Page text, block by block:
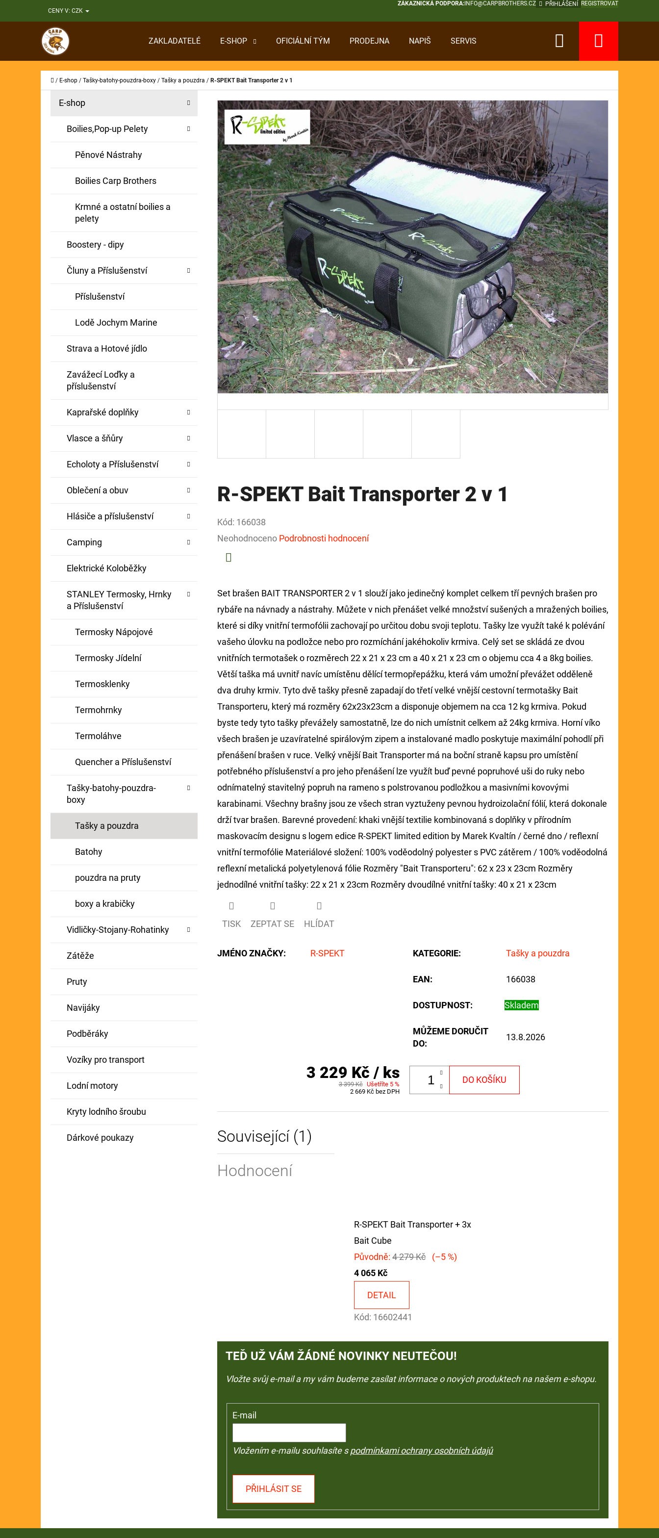
na
CENY V: CZK
ZÁKAZNICKÁ PODPORA:INFO@CARPBROTHERS.CZ PŘIHLÁŠENÍ REGISTROVAT
ZAKLADATELÉ E-SHOP OFICIÁLNÍ TÝM PRODEJNA NAPIŠ SERVIS Hledat
Domů
/ E-shop / Tašky-batohy-pouzdra-boxy / Tašky a pouzdra / R-SPEKT Bait Transporter 2 v 1
Přeskočit
E-shop
Boilies,Pop-up Pelety
Pěnové Nástrahy
Boilies Carp Brothers
Krmné a ostatní boilies a
pelety
Boostery - dipy
Čluny a Příslušenství
Příslušenství
Lodě Jochym Marine
Strava a Hotové jídlo
Zavážecí Loďky a
příslušenství
Kaprařské doplňky
Vlasce a šňůry
Echoloty a Příslušenství
Oblečení a obuv
Hlásiče a příslušenství
Camping
Elektrické Koloběžky
STANLEY Termosky, Hrnky
a Příslušenství
Termosky Nápojové
Termosky Jídelní
Termosklenky
Termohrnky
Termoláhve
Quencher a Příslušenství
Tašky-batohy-pouzdra-
boxy
Tašky a pouzdra
Batohy
pouzdra na pruty
boxy a krabičky
Vidličky-Stojany-Rohatinky
Zátěže
Pruty
Navijáky
Podběráky
Vozíky pro transport
Lodní motory
Kryty lodního šroubu
Dárkové poukazy
R-SPEKT Bait Transporter 2 v 1
Kód: 166038
Průměrné
hodnocení
Neohodnoceno Podrobnosti hodnocení
Set brašen BAIT TRANSPORTER 2 v 1 slouží jako jedinečný komplet celkem tří pevných brašen pro
rybáře na návnady a nástrahy. Můžete v nich přenášet velké množství sušených a mražených boilies,
které si díky vnitřní termofólii zachovají po určitou dobu svoji teplotu. Tašky lze využít také k polévání
vašeho úlovku na podložce nebo pro rozmíchání jakéhokoliv krmiva. Celý set se skládá ze dvou
vnitřních termotašek o rozměrech 22 x 21 x 23 cm a 40 x 21 x 23 cm o objemu cca 4 a 8kg boilies.
Větší taška má uvnitř navíc umístěnu dělící termopřepážku, která vám umožní převážet odděleně
dva druhy krmiv. Tyto dvě tašky přesně zapadají do třetí velké vnější cestovní termotašky Bait
Transporteru, který má rozměry 62x23x23cm a disponuje objemem na cca 12 kg krmiva. Pokud
byste tedy tyto tašky převážely samostatně, lze do nich umístnit celkem až 24kg krmiva. Horní víko
všech brašen je uzavíratelné spirálovým zipem a instalované madlo poskytuje maximální pohodlí při
přenášení brašen v ruce. Velký vnější Bait Transporter má na boční straně kapsu pro umístění
potřebného příslušenství a pro jeho přenášení lze využít buď pevné popruhové uši do ruky nebo
odnímatelný stavitelný popruh na rameno s polstrovanou podložkou a masivními kovovými
karabinami. Všechny brašny jsou ze všech stran vyztuženy pevnou hydroizolační fólií, která dokonale
drží tvar brašen. Barevné provedení: khaki vnější textilie kombinovaná s doplňky v přírodním
maskovacím designu s logem edice R-SPEKT limited edition by Marek Kvaltín / černé dno / reflexní
vnitřní termofólie Materiálové složení: 100% voděodolný polyester s PVC zátěrem / 100% voděodolná
reflexní metalická polyetylenová fólie Rozměry "Bait Transporteru": 62 x 23 x 23cm Rozměry
jednodílné vnitřní tašky: 22 x 21 x 23cm Rozměry dvoudílné vnitřní tašky: 40 x 21 x 23cm
TISK ZEPTAT SE HLÍDAT
JMÉNO ZNAČKY: R-SPEKT KATEGORIE: Tašky a pouzdra
EAN: 166038
DOSTUPNOST: Skladem
MŮŽEME DORUČIT
DO:
13.8.2026
3 229 Kč / ks
3 399 Kč Ušetříte 5 %
2 669 Kč bez DPH
DO KOŠÍKU
Související (1)
Hodnocení
R-SPEKT Bait Transporter + 3x
Bait Cube
Původně:4 279 Kč
(–5 %)
4 065 Kč
DETAIL
Kód: 16602441
TEĎ UŽ VÁM ŽÁDNÉ NOVINKY NEUTEČOU!
Vložte svůj e-mail a my vám budeme zasílat informace o nových produktech na našem e-shopu.
E-mail
Vložením e-mailu souhlasíte spodmínkami ochrany osobních údajů
PŘIHLÁSIT SE
O
Í
Zpět
do
obchodu
Zpět
do
obchodu
CO POTŘEBUJETE NAJÍT?
HLEDAT
DOPORUČUJEME
BOILIE RIG PLUS 25LB
Původně: 79 Kč
OLOVĚNÁ ZÁTĚŽ DELPHIN
CYBERBARBED S OTVOREM
36 Kč
Původně: 40 Kč
FOX CARP SUB FLOAT
202 Kč
Původně: 225 Kč